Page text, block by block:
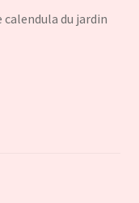
calendula du jardin